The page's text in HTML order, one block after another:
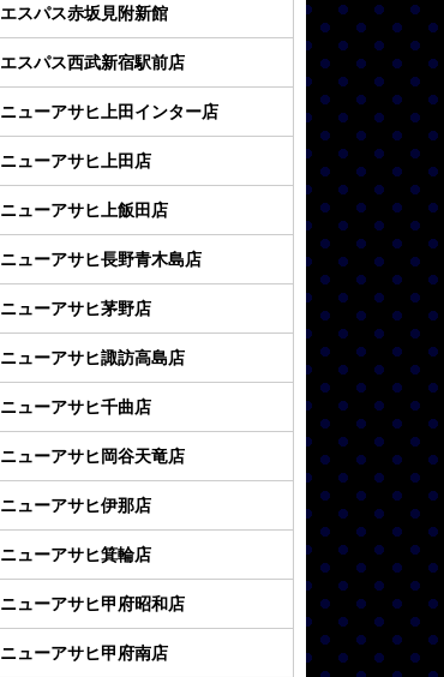
エスパス赤坂見附新館
エスパス西武新宿駅前店
ニューアサヒ上田インター店
ニューアサヒ上田店
ニューアサヒ上飯田店
ニューアサヒ長野青木島店
ニューアサヒ茅野店
ニューアサヒ諏訪高島店
ニューアサヒ千曲店
ニューアサヒ岡谷天竜店
ニューアサヒ伊那店
ニューアサヒ箕輪店
ニューアサヒ甲府昭和店
ニューアサヒ甲府南店